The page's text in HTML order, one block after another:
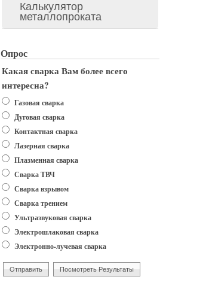
Калькулятор
металлопроката
Опрос
Какая сварка Вам более всего
интересна?
Варианты
Газовая сварка
Дуговая сварка
Контактная сварка
Лазерная сварка
Плазменная сварка
Сварка ТВЧ
Сварка взрывом
Сварка трением
Ультразвуковая сварка
Электрошлаковая сварка
Электронно-лучевая сварка